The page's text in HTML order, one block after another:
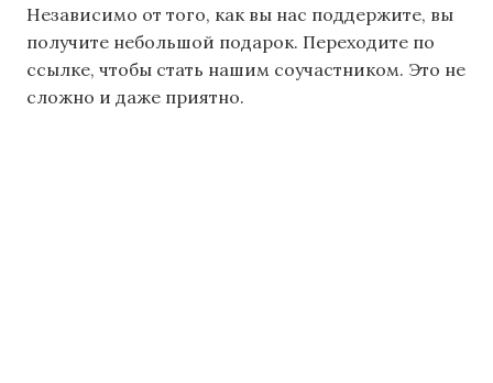
Независимо от того, как вы нас поддержите, вы
получите небольшой подарок. Переходите по
ссылке, чтобы стать нашим соучастником. Это не
сложно и даже приятно.